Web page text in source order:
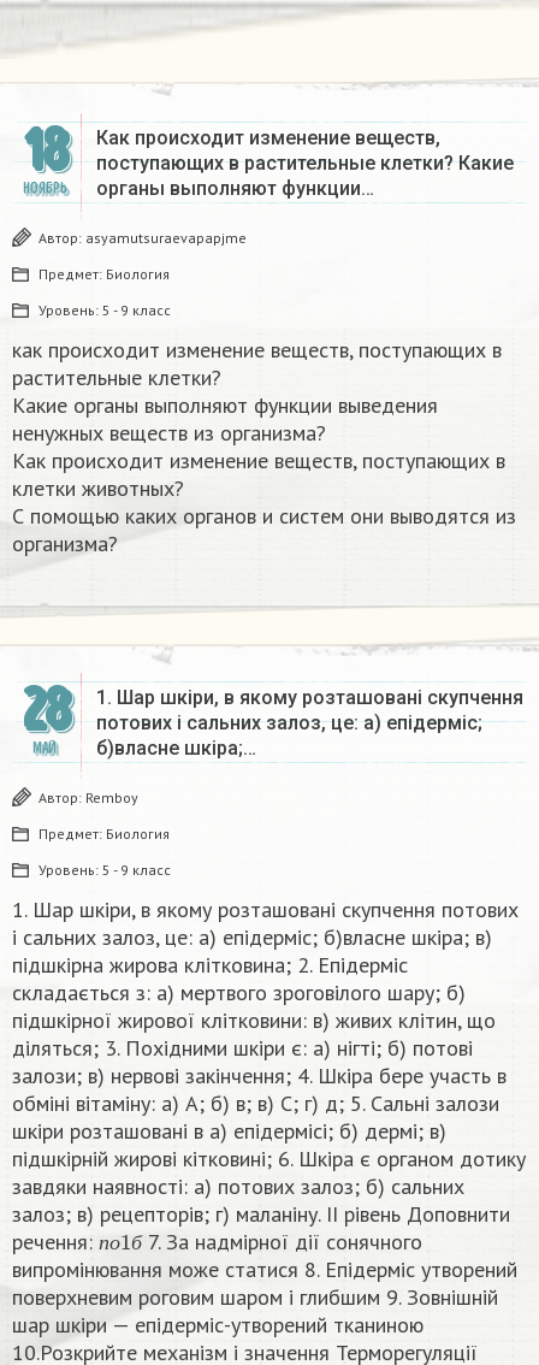
18
НОЯБРЬ
Как происходит изменение веществ,
поступающих в растительные клетки? Какие
органы выполняют функции…
Автор: asyamutsuraevapapjme
Предмет: Биология
Уровень: 5 - 9 класс
как происходит изменение веществ, поступающих в
растительные клетки?
Какие органы выполняют функции выведения
ненужных веществ из организма?
Как происходит изменение веществ, поступающих в
клетки животных?
С помощью каких органов и систем они выводятся из
организма? ​
28
МАЙ
1. Шар шкіри, в якому розташовані скупчення
потових i сальних залоз, це: а) епідерміс;
б)власне шкіра;…
Автор: Remboy
Предмет: Биология
Уровень: 5 - 9 класс
1. Шар шкіри, в якому розташовані скупчення потових
i сальних залоз, це: а) епідерміс; б)власне шкіра; в)
підшкірна жирова клітковина; 2. Епідермiс
складається з: а) мертвого зроговiлого шару; б)
підшкірної жирової клітковини: в) живих клітин, що
дiляться; 3. Похідними шкіри є: а) нiгтi; б) потовi
залози; в) нервовi закiнчення; 4. Шкіра бере участь в
обміні вітаміну: а) А; б) в; в) С; г) д; 5. Сальнi залози
шкіри розташовані в а) епідермiсi; б) дермi; в)
пiдшкiрнiй жировi кiтковині; 6. Шкіра є органом дотику
завдяки наявності: а) потових залоз; б) сальних
залоз; в) рецепторів; г) маланіну. II рiвень Доповнити
речення:
п о б
по1б7. За надмірної дії сонячного
випромінювання може статися 8. Епідерміс утворений
поверхневим роговим шаром і глибшим 9. Зовнішній
шар шкіри — епідерміс-утворений тканиною
10.Розкрийте механізм і значення Терморегуляції​